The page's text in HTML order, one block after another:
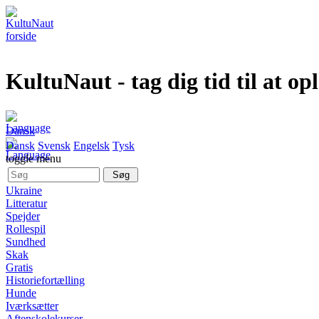
KultuNaut - tag dig tid til at
Dansk
Dansk Svensk Engelsk Tysk
toggle menu
Ukraine
Litteratur
Spejder
Rollespil
Sundhed
Skak
Gratis
Historiefortælling
Hunde
Iværksætter